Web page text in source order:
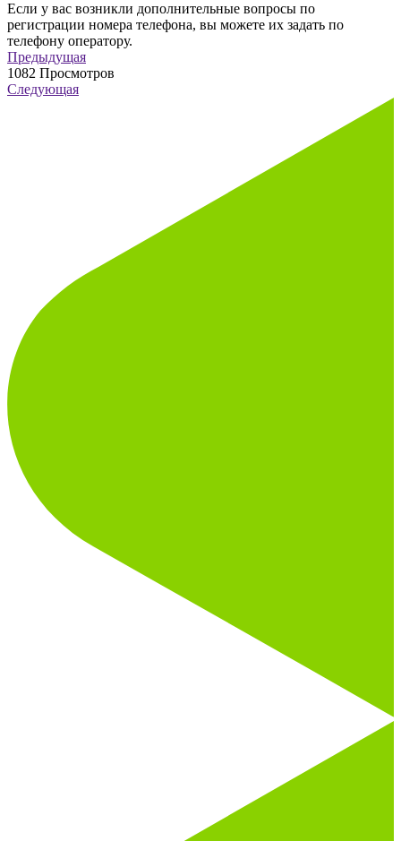
Если у вас возникли дополнительные вопросы по
регистрации номера телефона, вы можете их задать по
телефону оператору.
Предыдущая
1082 Просмотров
Следующая